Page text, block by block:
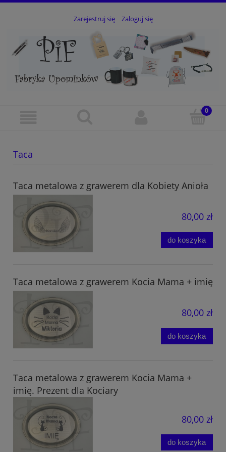
Zarejestruj się Zaloguj się
Taca
Taca metalowa z grawerem dla Kobiety Anioła
80,00 zł
do koszyka
Taca metalowa z grawerem Kocia Mama + imię
80,00 zł
do koszyka
Taca metalowa z grawerem Kocia Mama +
imię. Prezent dla Kociary
80,00 zł
do koszyka